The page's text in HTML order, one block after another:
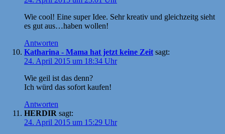
Wie cool! Eine super Idee. Sehr kreativ und gleichzeitg sieht
es gut aus…haben wollen!
Antworten
Katharina - Mama hat jetzt keine Zeit sagt:
24. April 2015 um 18:34 Uhr
Wie geil ist das denn?
Ich würd das sofort kaufen!
Antworten
HERDIR sagt:
24. April 2015 um 15:29 Uhr